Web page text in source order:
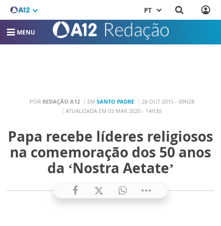
PT
MENU
POR REDAÇÃO A12 EM SANTO PADRE
28 OUT 2015 - 09H28
ATUALIZADA EM 03 MAR 2020 - 14H30
Papa recebe líderes religiosos
na comemoração dos 50 anos
da ‘Nostra Aetate’